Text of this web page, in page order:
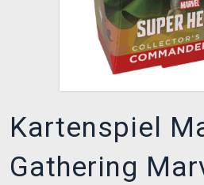
Kartenspiel
Gathering